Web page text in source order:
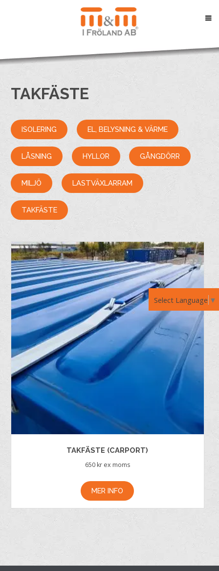
Select Language ▼
TAKFÄSTE
ISOLERING EL, BELYSNING & VÄRME
LÅSNING HYLLOR GÅNGDÖRR
MILJÖ LASTVÄXLARRAM
TAKFÄSTE
TAKFÄSTE (CARPORT)
650 kr ex moms
MER INFO